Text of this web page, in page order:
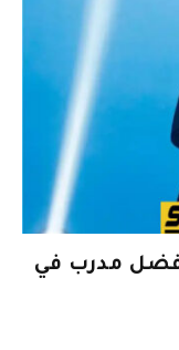
أفضل مدرب في